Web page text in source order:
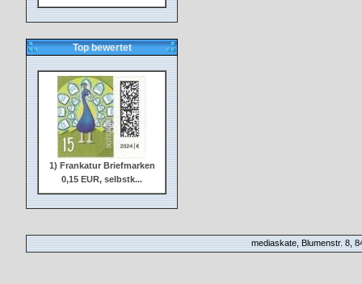
Top bewertet
1) Frankatur Briefmarken
0,15 EUR, selbstk...
mediaskate, Blumenstr. 8,